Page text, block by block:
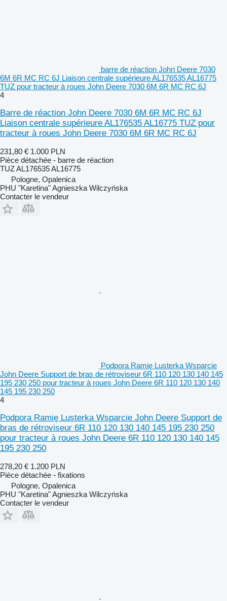
barre de réaction John Deere 7030
6M 6R MC RC 6J Liaison centrale supérieure AL176535 AL16775
TUZ pour tracteur à roues John Deere 7030 6M 6R MC RC 6J
4
Barre de réaction John Deere 7030 6M 6R MC RC 6J
Liaison centrale supérieure AL176535 AL16775 TUZ pour
tracteur à roues John Deere 7030 6M 6R MC RC 6J
231,80 € 1.000 PLN
Pièce détachée - barre de réaction
TUZ AL176535 AL16775
Pologne, Opalenica
PHU "Karetina" Agnieszka Wilczyńska
Contacter le vendeur
Podpora Ramię Lusterka Wsparcie
John Deere Support de bras de rétroviseur 6R 110 120 130 140 145
195 230 250 pour tracteur à roues John Deere 6R 110 120 130 140
145 195 230 250
4
Podpora Ramię Lusterka Wsparcie John Deere Support de
bras de rétroviseur 6R 110 120 130 140 145 195 230 250
pour tracteur à roues John Deere 6R 110 120 130 140 145
195 230 250
278,20 € 1.200 PLN
Pièce détachée - fixations
Pologne, Opalenica
PHU "Karetina" Agnieszka Wilczyńska
Contacter le vendeur